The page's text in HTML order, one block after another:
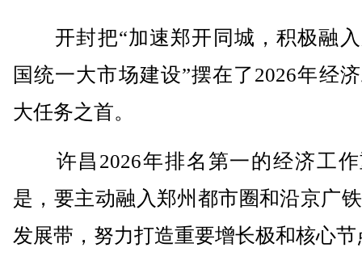
开封把“加速郑开同城，积极融入
国统一大市场建设”摆在了2026年经
大任务之首。
许昌2026年排名第一的经济工作
是，要主动融入郑州都市圈和沿京广
发展带，努力打造重要增长极和核心节